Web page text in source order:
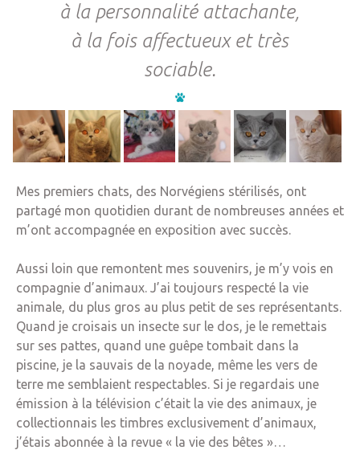
à la personnalité attachante,
à la fois affectueux et très
sociable.
Mes premiers chats, des Norvégiens stérilisés, ont
partagé mon quotidien durant de nombreuses années et
m’ont accompagnée en exposition avec succès.
Aussi loin que remontent mes souvenirs, je m’y vois en
compagnie d’animaux. J’ai toujours respecté la vie
animale, du plus gros au plus petit de ses représentants.
Quand je croisais un insecte sur le dos, je le remettais
sur ses pattes, quand une guêpe tombait dans la
piscine, je la sauvais de la noyade, même les vers de
terre me semblaient respectables. Si je regardais une
émission à la télévision c’était la vie des animaux, je
collectionnais les timbres exclusivement d’animaux,
j’étais abonnée à la revue « la vie des bêtes »…